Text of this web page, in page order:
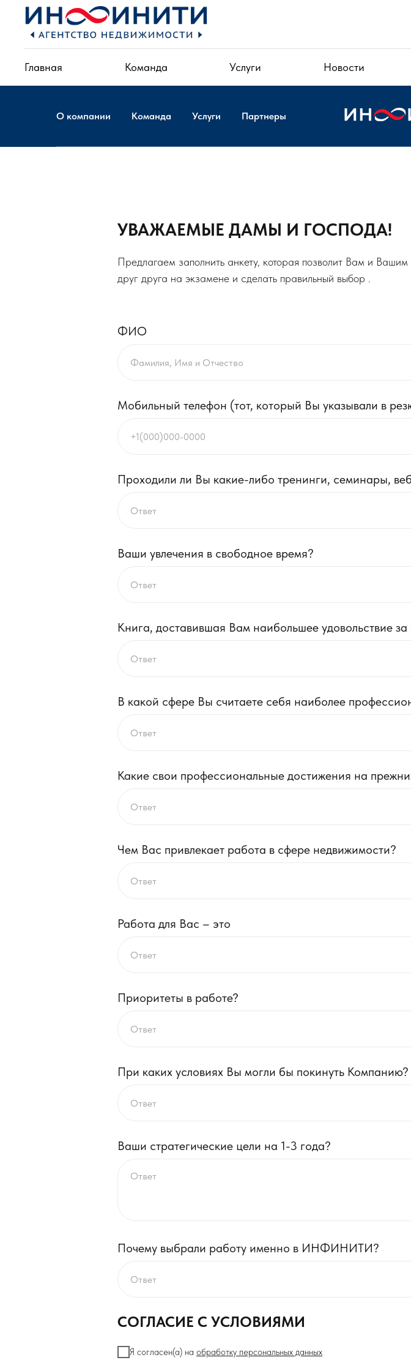
Главная Команда Услуги Новости
О компании Команда Услуги Партнеры
УВАЖАЕМЫЕ ДАМЫ И ГОСПОДА!
Предлагаем заполнить анкету, которая позволит Вам и
друг друга на экзамене и сделать правильный выбор .
ФИО
Мобильный телефон (тот, который Вы указывали в
Проходили ли Вы какие-либо тренинги, семинары,
Ваши увлечения в свободное время?
Книга, доставившая Вам наибольшее удовольствие за
В какой сфере Вы считаете себя наиболее
Какие свои профессиональные достижения на
Чем Вас привлекает работа в сфере недвижимости?
Работа для Вас – это
Приоритеты в работе?
При каких условиях Вы могли бы покинуть Компанию?
Ваши стратегические цели на 1-3 года?
Почему выбрали работу именно в ИНФИНИТИ?
СОГЛАСИЕ С УСЛОВИЯМИ
Я согласен(а) на обработку персональных данных